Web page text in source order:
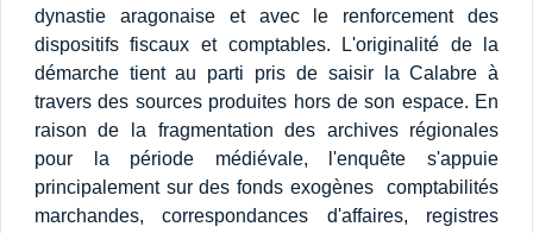
dynastie aragonaise et avec le renforcement des
dispositifs fiscaux et comptables. L'originalité de la
démarche tient au parti pris de saisir la Calabre à
travers des sources produites hors de son espace. En
raison de la fragmentation des archives régionales
pour la période médiévale, l'enquête s'appuie
principalement sur des fonds exogènes  comptabilités
marchandes, correspondances d'affaires, registres